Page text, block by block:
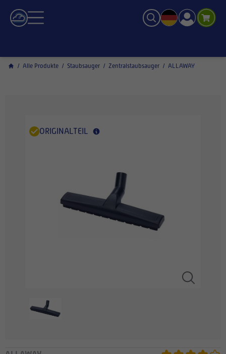
/ Alle Produkte / Staubsauger / Zentralstaubsauger / ALLAWAY
ORIGINALTEIL